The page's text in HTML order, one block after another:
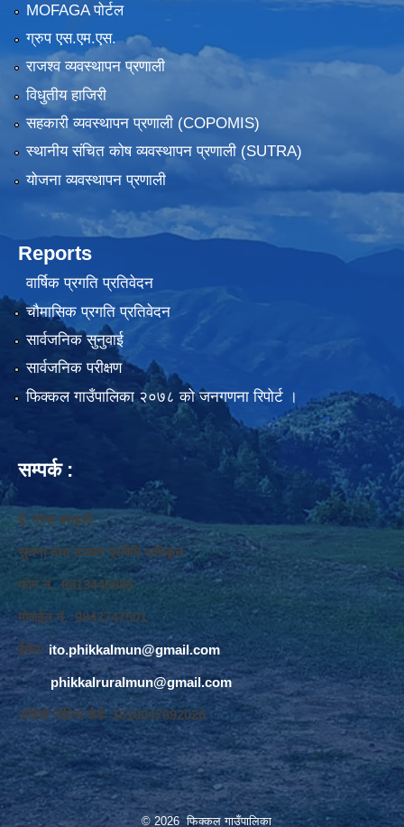
MOFAGA पोर्टल
ग्रुप एस.एम.एस.
राजश्व व्यवस्थापन प्रणाली
विधुतीय हाजिरी
सहकारी व्यवस्थापन प्रणाली (COPOMIS)
स्थानीय संचित कोष व्यवस्थापन प्रणाली (SUTRA)
योजना व्यवस्थापन प्रणाली
Reports
वार्षिक प्रगति प्रतिवेदन
चौमासिक प्रगति प्रतिवेदन
सार्वजनिक सुनुवाई
सार्वजनिक परीक्षण
फिक्कल गाउँपालिका २०७८ को जनगणना रिपोर्ट ।
सम्पर्क :
ई. नरेश बराइली
सुचना तथा सञ्‍चार प्रविधि अधिकृत
फोन नं. 9813445685
मोवाईल नं. 9843747501
ईमेलः ito.phikkalmun@gmail.com
phikkalruralmun@gmail.com
अडियो नोटिस वोर्डः 1610047692026
© 2026 फिक्कल गाउँपालिका